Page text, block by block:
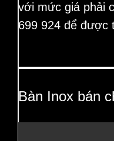
với mức giá phải
699 924 để được
Bàn Inox bán